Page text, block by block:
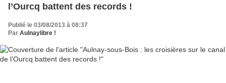
l’Ourcq battent des records !
Publié le 03/08/2013 à 08:37
Par Aulnaylibre !